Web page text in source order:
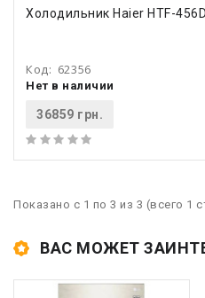
Холодильник Haier HTF-
Код: 62356
Нет в наличии
36859 грн.
Показано с 1 по 3 из 3 (всего 1
ВАС МОЖЕТ